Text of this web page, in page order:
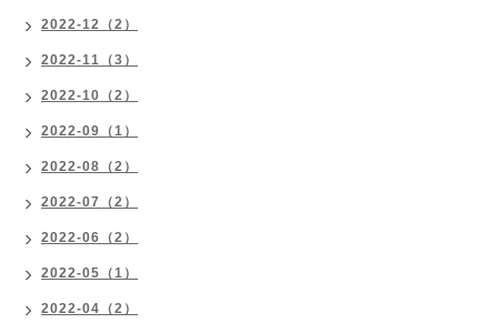
2022-12（2）
2022-11（3）
2022-10（2）
2022-09（1）
2022-08（2）
2022-07（2）
2022-06（2）
2022-05（1）
2022-04（2）